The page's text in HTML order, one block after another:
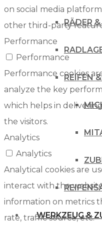
RÄDER
REIFEN
WERKZEUG &
on social media
other third-party
Performance
Performance
Performance cookies
analyze the key
which helps in
the visitors.
Analytics
Analytics
Analytical cookies are
interact with the
information on metrics
rate, traffic source, etc.